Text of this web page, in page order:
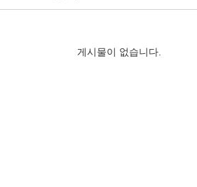
게시물이 없습니다.